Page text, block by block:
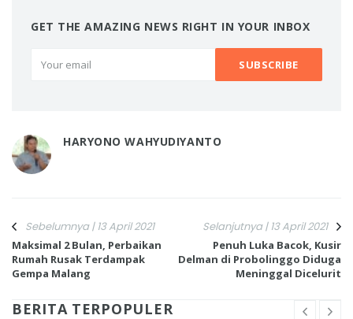
GET THE AMAZING NEWS RIGHT IN YOUR INBOX
HARYONO WAHYUDIYANTO
Sebelumnya | 13 April 2021
Maksimal 2 Bulan, Perbaikan
Rumah Rusak Terdampak
Gempa Malang
Selanjutnya | 13 April 2021
Penuh Luka Bacok, Kusir
Delman di Probolinggo Diduga
Meninggal Dicelurit
BERITA TERPOPULER